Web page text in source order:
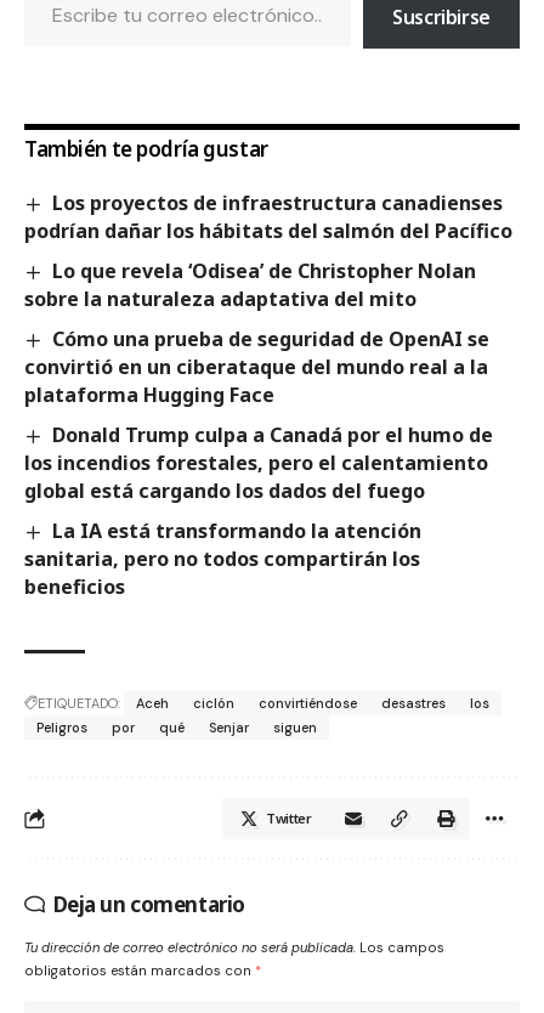
Suscribirse
También te podría gustar
Los proyectos de infraestructura canadienses
podrían dañar los hábitats del salmón del Pacífico
Lo que revela ‘Odisea’ de Christopher Nolan
sobre la naturaleza adaptativa del mito
Cómo una prueba de seguridad de OpenAI se
convirtió en un ciberataque del mundo real a la
plataforma Hugging Face
Donald Trump culpa a Canadá por el humo de
los incendios forestales, pero el calentamiento
global está cargando los dados del fuego
La IA está transformando la atención
sanitaria, pero no todos compartirán los
beneficios
ETIQUETADO: Aceh ciclón convirtiéndose desastres
los
Peligros
por qué Senjar siguen
Twitter
Deja un comentario
Tu dirección de correo electrónico no será publicada. Los campos
obligatorios están marcados con *